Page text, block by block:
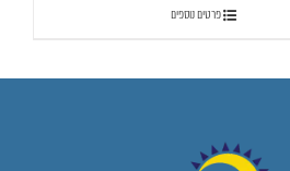
פרטים נוספים